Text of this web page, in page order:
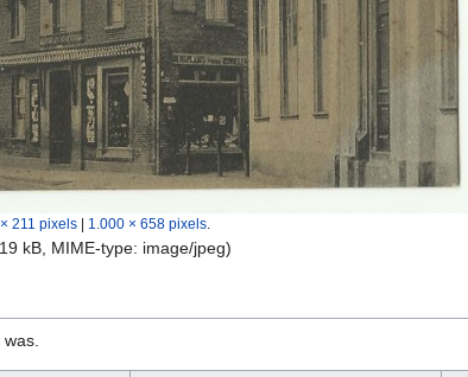
211 pixels | 1.000 × 658 pixels
kB, MIME-type: image/jpeg)